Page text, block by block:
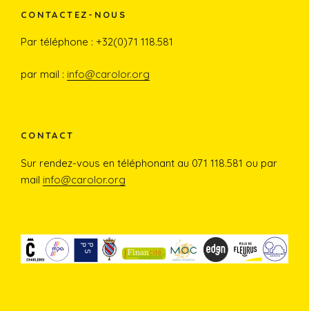
c
e
b
o
k
s
t
a
a
T
u
CONTACTEZ-NOUS
Par téléphone : +32(0)71 118.581
par mail : info@carolor.org
CONTACT
Sur rendez-vous en téléphonant au 071 118.581 ou par
mail info@carolor.org